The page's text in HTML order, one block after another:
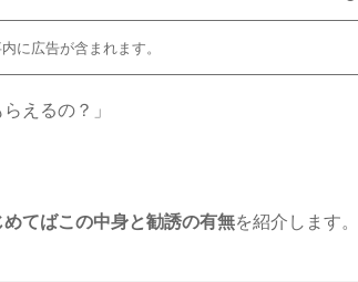
に広告が含まれます。
えるの？」
てばこの中身と勧誘の有無を紹介します。